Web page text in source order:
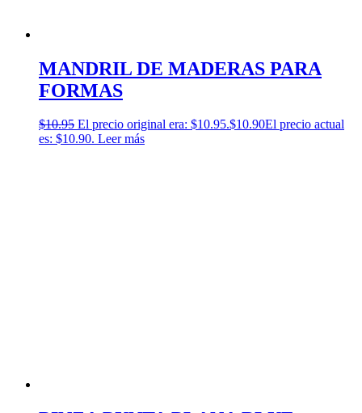
MANDRIL DE MADERAS PARA
FORMAS
$10.95 El precio original era: $10.95.$10.90El precio actual
es: $10.90. Leer más